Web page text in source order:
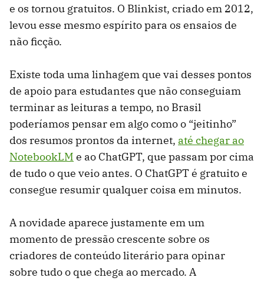
e os tornou gratuitos. O Blinkist, criado em 2012,
levou esse mesmo espírito para os ensaios de
não ficção.
Existe toda uma linhagem que vai desses pontos
de apoio para estudantes que não conseguiam
terminar as leituras a tempo, no Brasil
poderíamos pensar em algo como o “jeitinho”
dos resumos prontos da internet, até chegar ao
NotebookLM e ao ChatGPT, que passam por cima
de tudo o que veio antes. O ChatGPT é gratuito e
consegue resumir qualquer coisa em minutos.
A novidade aparece justamente em um
momento de pressão crescente sobre os
criadores de conteúdo literário para opinar
sobre tudo o que chega ao mercado. A